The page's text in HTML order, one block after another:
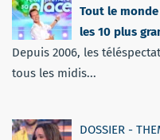
Tout le
les 10 plus
Depuis 2006, les
tous les midis...
DOSSIER -